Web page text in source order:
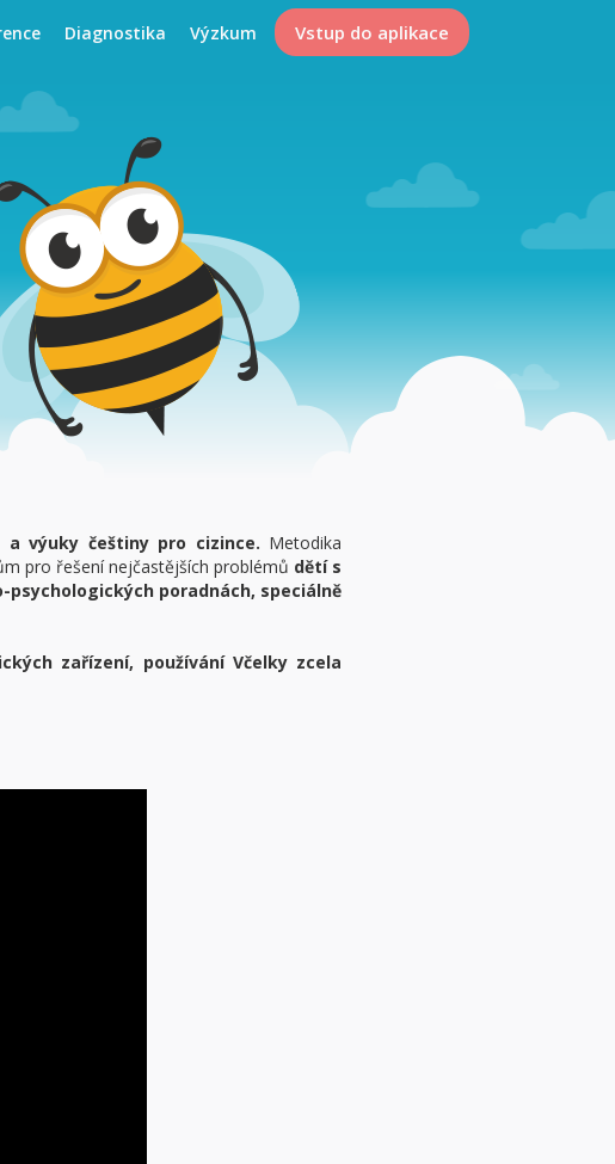
Diagnostika Výzkum Vstup do aplikace
výuky češtiny pro cizince. Metodika
pro řešení nejčastějších problémů dětí s
psychologických poradnách, speciálně
zařízení, používání Včelky zcela